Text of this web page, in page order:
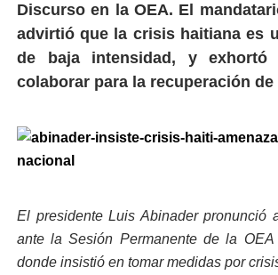
Discurso en la OEA. El
advirtió que la crisis haitiana es
de baja intensidad, y
colaborar para la recuperación de
El presidente Luis Abinader pronunció
ante la Sesión Permanente de la OEA
donde insistió en tomar medidas por